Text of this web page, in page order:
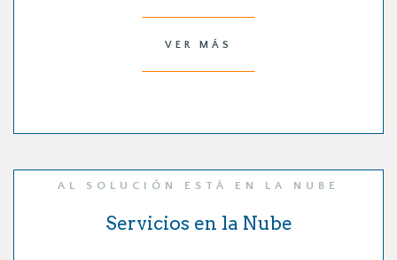
VER MÁS
AL SOLUCIÓN ESTÁ EN LA NUBE
Servicios en la Nube